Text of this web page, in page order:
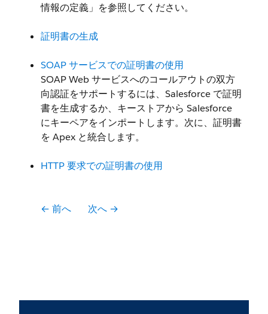
情報の定義」を参照してください。
証明書の生成
SOAP サービスでの証明書の使用
SOAP Web サービスへのコールアウトの双方
向認証をサポートするには、Salesforce で証明
書を生成するか、キーストアから Salesforce
にキーペアをインポートします。次に、証明書
を Apex と統合します。
HTTP 要求での証明書の使用
← 前へ 次へ →